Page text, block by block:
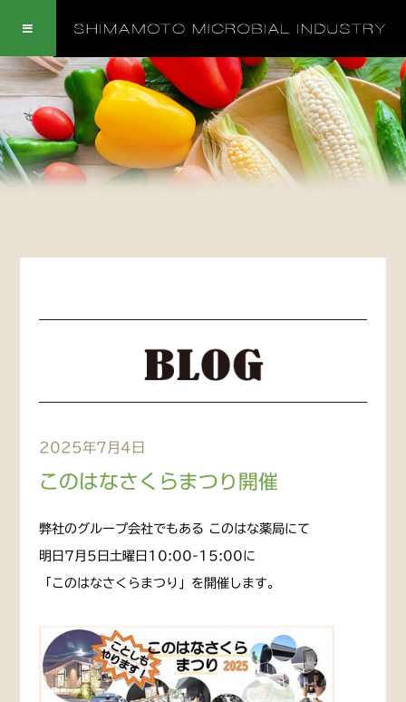
2025年7月4日
このはなさくらまつり開催
弊社のグループ会社でもある このはな薬局にて
明日7月5日土曜日10:00-15:00に
「このはなさくらまつり」を開催します。